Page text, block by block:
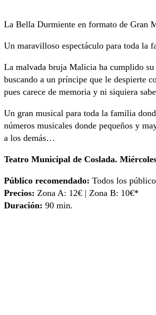
La Bella Durmiente en formato de Gran
Un maravilloso espectáculo para toda la
La malvada bruja Malicia ha cumplido su
buscando a un príncipe que le despierte
pues carece de memoria y ni siquiera
Un gran musical para toda la familia
números musicales donde pequeños y
a los demás…
Teatro Municipal de Coslada.
Público recomendado: Todos los
Precios: Zona A: 12€ | Zona B: 10€*
Duración: 90 min.